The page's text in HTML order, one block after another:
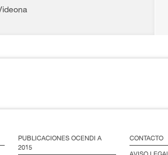
PUBLICACIONES OCENDI A
2015
CONTACTO